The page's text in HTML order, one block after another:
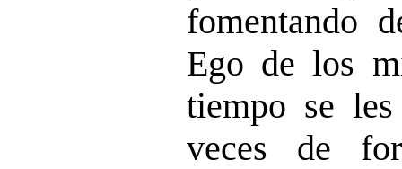
fomentando
Ego de los
tiempo se
veces de